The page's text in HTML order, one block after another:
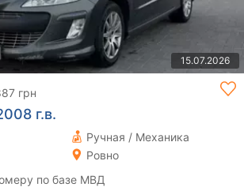
15.07.2026
грн
г.в.
Ручная / Механика
Ровно
по базе МВД